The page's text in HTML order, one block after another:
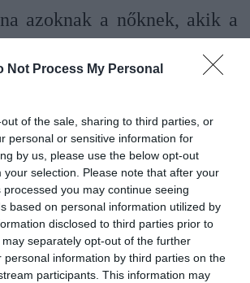
Not Process My Personal
of the sale, sharing to third parties, or
personal or sensitive information for
by us, please use the below opt-out
your selection. Please note that after your
you may continue seeing
based on personal information utilized by
disclosed to third parties prior to
separately opt-out of the further
personal information by third parties on the
participants. This information may
azoknak a nőknek, akik a
munkára, ami valóban érdekli őket, amit
****
https://www.con.hu/
privátbanki üzletágának vezetője. Több mint